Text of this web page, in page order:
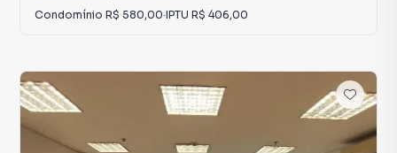
Condomínio R$ 580,00·IPTU R$ 406,00